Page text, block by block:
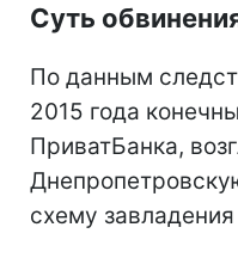
Суть
По данным
2015 года
ПриватБанка,
схему